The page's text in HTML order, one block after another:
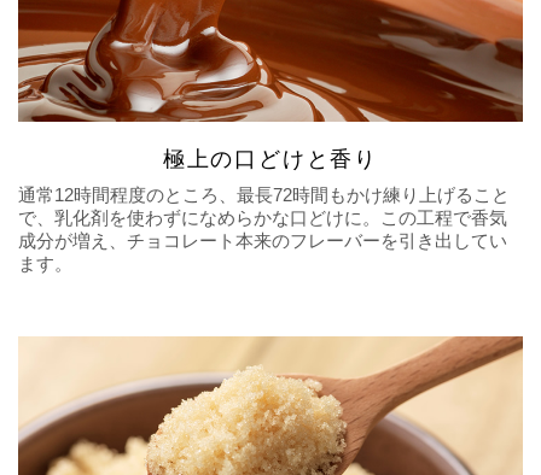
極上の口どけと香り
通常12時間程度のところ、最長72時間もかけ練り上げること
で、乳化剤を使わずになめらかな口どけに。この工程で香気
成分が増え、チョコレート本来のフレーバーを引き出してい
ます。